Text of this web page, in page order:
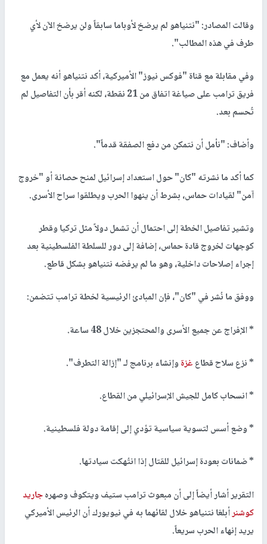
وقالت المصادر: "نتنياهو لم يرضخ لأوباما سابقاً ولن يرضخ الآن لأي
طرف في هذه المطالب".
وفي مقابلة مع قناة "فوكس نيوز" الأميركية، أكد نتنياهو أنه يعمل مع
فريق ترامب على صياغة اتفاق من 21 نقطة، لكنه أقر بأن التفاصيل لم
تُحسم بعد.
وأضاف: "نأمل أن نتمكن من دفع الصفقة قدماً".
كما أكد ما نشرته "كان" حول استعداد إسرائيل لمنح حصانة أو "خروج
آمن" لقيادات حماس، بشرط أن ينهوا الحرب ويطلقوا سراح الأسرى.
وتشير تفاصيل الخطة إلى احتمال أن تشمل دولاً مثل تركيا وقطر
كوجهات لخروج قادة حماس، إضافة إلى دور للسلطة الفلسطينية بعد
إجراء إصلاحات داخلية، وهو ما لم يرفضه نتنياهو بشكل قاطع.
ووفق ما نُشر في "كان"، فإن المبادئ الرئيسية لخطة ترامب تتضمن:
* الإفراج عن جميع الأسرى والمحتجزين خلال 48 ساعة.
* نزع سلاح قطاعغزةوإنشاء برنامج لـ "إزالة التطرف".
* انسحاب كامل للجيش الإسرائيلي من القطاع.
* وضع أسس لتسوية سياسية تؤدي إلى إقامة دولة فلسطينية.
* ضمانات بعودة إسرائيل للقتال إذا انتُهكت سيادتها.
التقرير أشار أيضاً إلى أن مبعوث ترامب ستيف ويتكوف وصهرهجاريد
كوشنرأبلغا نتنياهو خلال لقائهما به في نيويورك أن الرئيس الأميركي
يريد إنهاء الحرب سريعاً.